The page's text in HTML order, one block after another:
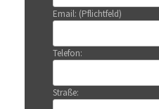
Email: (Pflichtfeld)
Telefon:
Straße: